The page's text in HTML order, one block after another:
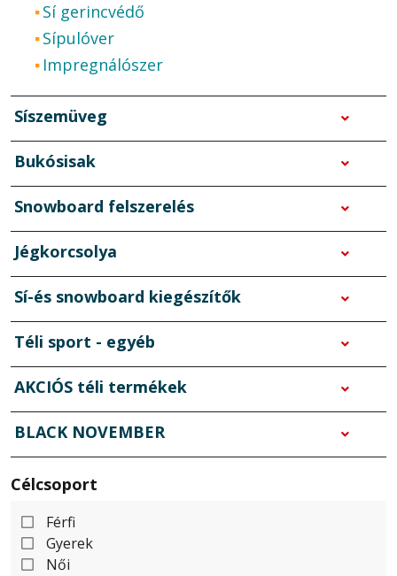
Sí gerincvédő
Sípulóver
Impregnálószer
Síszemüveg
Bukósisak
Snowboard felszerelés
Jégkorcsolya
Sí-és snowboard kiegészítők
Téli sport - egyéb
AKCIÓS téli termékek
BLACK NOVEMBER
Célcsoport
Férfi
Gyerek
Női